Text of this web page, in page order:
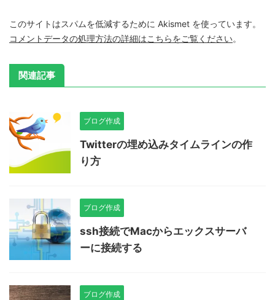
このサイトはスパムを低減するために Akismet を使っています。
コメントデータの処理方法の詳細はこちらをご覧ください。
関連記事
ブログ作成
Twitterの埋め込みタイムラインの作
り方
ブログ作成
ssh接続でMacからエックスサーバ
ーに接続する
ブログ作成